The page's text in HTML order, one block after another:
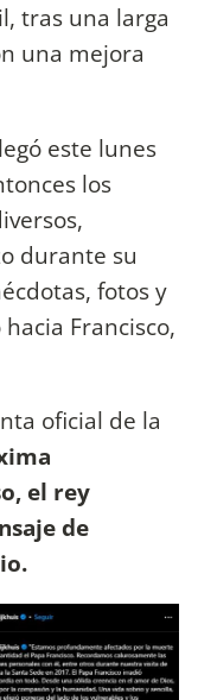
tras una larga
una mejora
este lunes
los
durante su
fotos y
Francisco,
oficial de la
el rey
de